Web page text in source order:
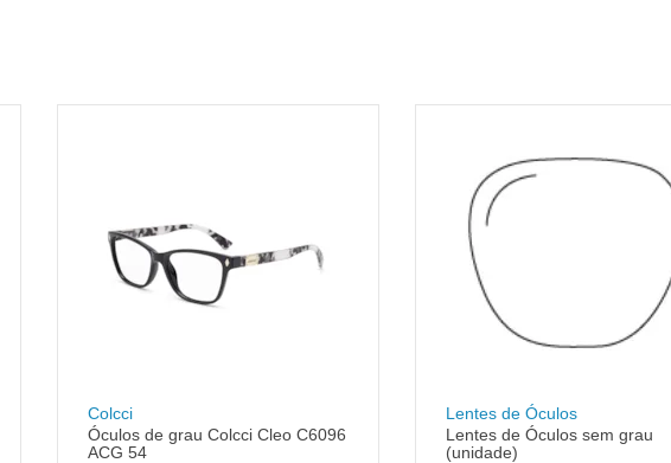
Colcci
Óculos de grau Colcci Cleo C6096
ACG 54
Lentes de Óculos
Lentes de Óculos sem grau
(unidade)